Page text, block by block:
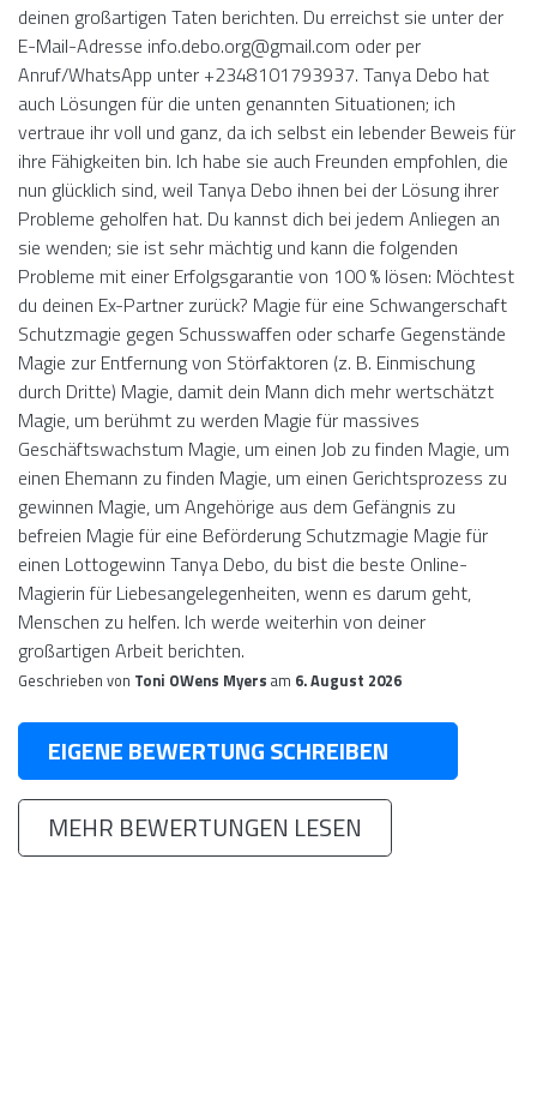
deinen großartigen Taten berichten. Du erreichst sie unter der
E-Mail-Adresse info.debo.org@gmail.com oder per
Anruf/WhatsApp unter +2348101793937. Tanya Debo hat
auch Lösungen für die unten genannten Situationen; ich
vertraue ihr voll und ganz, da ich selbst ein lebender Beweis für
ihre Fähigkeiten bin. Ich habe sie auch Freunden empfohlen, die
nun glücklich sind, weil Tanya Debo ihnen bei der Lösung ihrer
Probleme geholfen hat. Du kannst dich bei jedem Anliegen an
sie wenden; sie ist sehr mächtig und kann die folgenden
Probleme mit einer Erfolgsgarantie von 100 % lösen: Möchtest
du deinen Ex-Partner zurück? Magie für eine Schwangerschaft
Schutzmagie gegen Schusswaffen oder scharfe Gegenstände
Magie zur Entfernung von Störfaktoren (z. B. Einmischung
durch Dritte) Magie, damit dein Mann dich mehr wertschätzt
Magie, um berühmt zu werden Magie für massives
Geschäftswachstum Magie, um einen Job zu finden Magie, um
einen Ehemann zu finden Magie, um einen Gerichtsprozess zu
gewinnen Magie, um Angehörige aus dem Gefängnis zu
befreien Magie für eine Beförderung Schutzmagie Magie für
einen Lottogewinn Tanya Debo, du bist die beste Online-
Magierin für Liebesangelegenheiten, wenn es darum geht,
Menschen zu helfen. Ich werde weiterhin von deiner
großartigen Arbeit berichten.
Geschrieben von Toni OWens Myers am 6. August 2026
EIGENE BEWERTUNG SCHREIBEN
MEHR BEWERTUNGEN LESEN